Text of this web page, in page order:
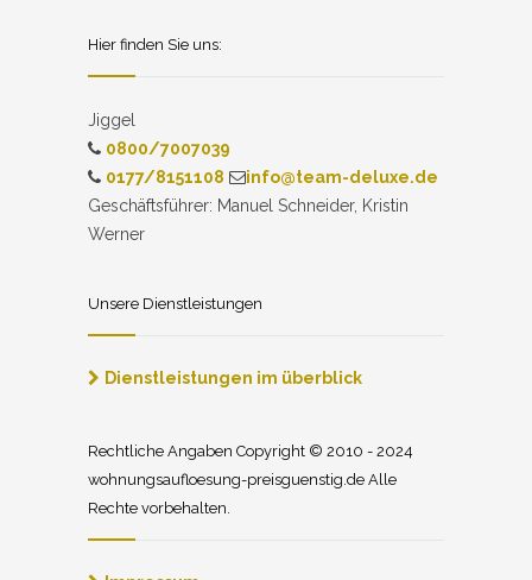
Hier finden Sie uns:
Jiggel
0800/7007039
0177/8151108
info@team-deluxe.de
Geschäftsführer: Manuel Schneider, Kristin
Werner
Unsere Dienstleistungen
Dienstleistungen im überblick
Rechtliche Angaben Copyright © 2010 - 2024
wohnungsaufloesung-preisguenstig.de Alle
Rechte vorbehalten.